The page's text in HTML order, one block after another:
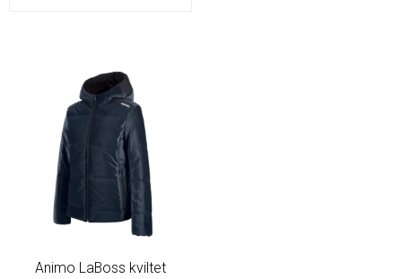
Animo LaBoss kviltet